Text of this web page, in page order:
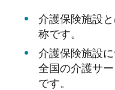
介護保険施設
称です。
介護保険施設に
全国の介護サ
です。